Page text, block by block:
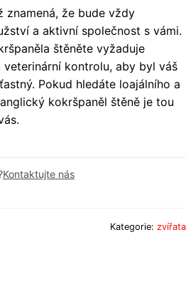
znamená, že bude vždy
a aktivní společnost s vámi.
štěněte vyžaduje
kontrolu, aby byl váš
Pokud hledáte loajálního a
kokršpaněl štěně je tou
Kontaktujte nás
Kategorie: zvířata